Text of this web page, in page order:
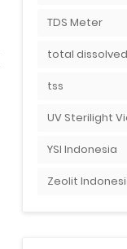
TDS Meter
tss
YSI Indonesia
Zeolit